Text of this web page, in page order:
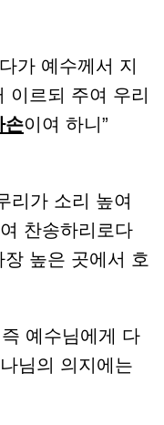
가 예수께서 지
이르되 주여 우리
손이여 하니”
리가 소리 높여
찬송하리로다
높은 곳에서 호
예수님에게 다
님의 의지에는